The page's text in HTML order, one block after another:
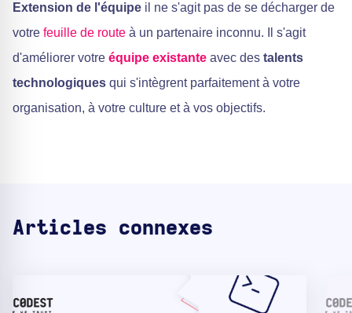
Extension de l'équipe il ne s'agit pas de se décharger de
votre feuille de route à un partenaire inconnu. Il s'agit
d'améliorer votre équipe existante avec des talents
technologiques qui s'intègrent parfaitement à votre
organisation, à votre culture et à vos objectifs.
Articles connexes